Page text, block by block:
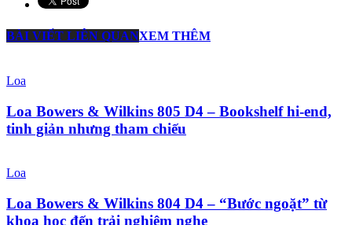
BÀI VIẾT LIÊN QUANXEM THÊM
Loa
Loa Bowers & Wilkins 805 D4 – Bookshelf hi-end,
tinh giản nhưng tham chiếu
Loa
Loa Bowers & Wilkins 804 D4 – “Bước ngoặt” từ
khoa học đến trải nghiệm nghe